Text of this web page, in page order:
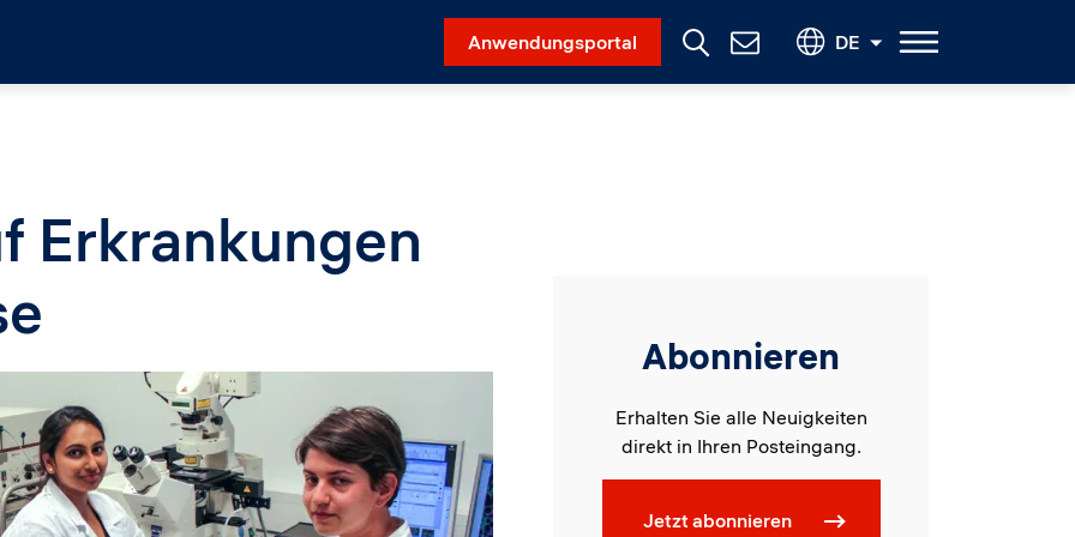
Anwendungsportal
Contact
Us
DE
Erkrankungen
Abonnieren
Erhalten Sie alle Neuigkeiten
direkt in Ihren Posteingang.
Jetzt abonnieren